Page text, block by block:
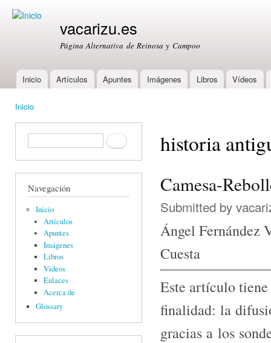
vacarizu.es
Página Alternativa de Reinosa y Campoo
Main menu
Inicio Artículos Apuntes Imágenes Libros Vídeos
Inicio
Formulario de búsquedaBuscar
Navegación
Inicio
Artículos
Apuntes
Imágenes
Libros
Vídeos
Enlaces
Acerca de
Glossary
historia
Camesa-
Submitted by
Ángel Fernández
Cuesta
Este artículo tiene
finalidad: la
gracias a los